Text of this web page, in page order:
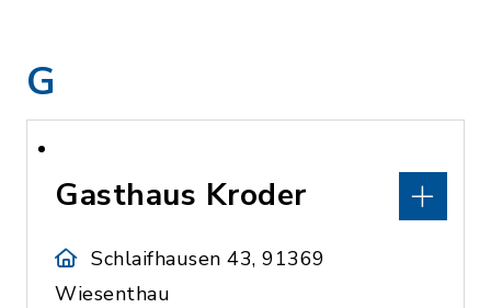
G
Gasthaus Kroder
Schlaifhausen 43, 91369
Wiesenthau